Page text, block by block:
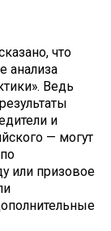
что
анализа
Ведь
и
— могут
или призовое